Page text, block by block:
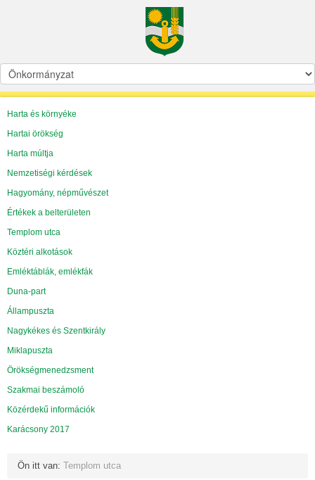
Harta és környéke
Hartai örökség
Harta múltja
Nemzetiségi kérdések
Hagyomány, népművészet
Értékek a belterületen
Templom utca
Köztéri alkotások
Emléktáblák, emlékfák
Duna-part
Állampuszta
Nagykékes és Szentkirály
Miklapuszta
Örökségmenedzsment
Szakmai beszámoló
Közérdekű információk
Karácsony 2017
Ön itt van: Templom utca